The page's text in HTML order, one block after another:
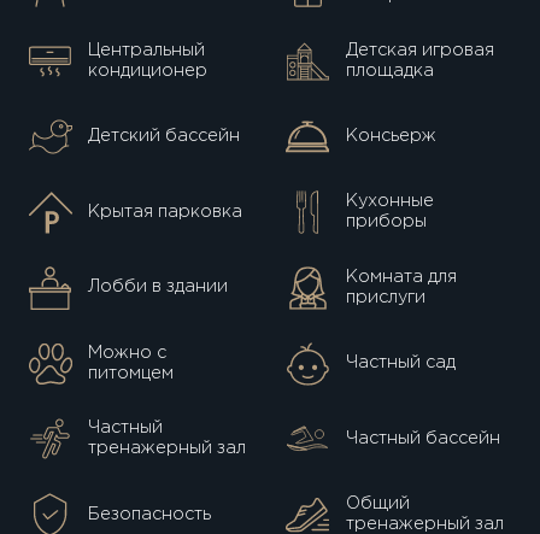
Центральный
кондиционер
Детская игровая
площадка
Детский бассейн Консьерж
Крытая парковка
Кухонные
приборы
Лобби в здании
Комната для
прислуги
Можно с
питомцем
Частный сад
Частный
тренажерный зал
Частный бассейн
Безопасность
Общий
тренажерный зал